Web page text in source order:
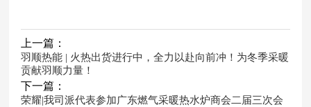
上一篇：
羽顺热能 | 火热出货进行中，全力以赴向前冲！为冬季采暖
贡献羽顺力量！
下一篇：
荣耀|我司派代表参加广东燃气采暖热水炉商会二届三次会